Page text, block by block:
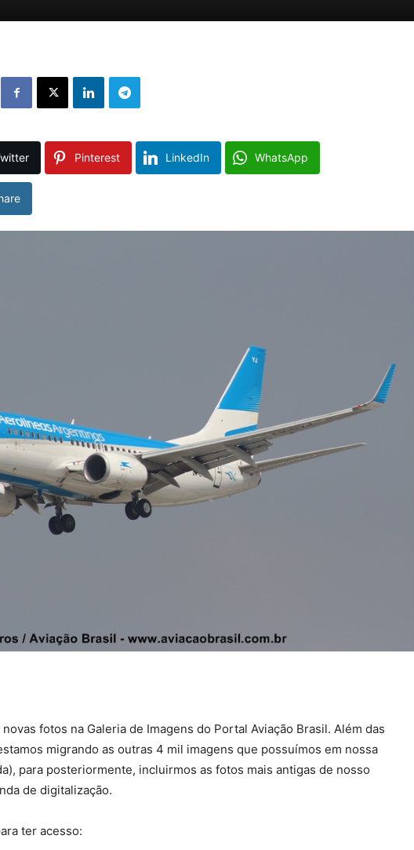
Pinterest LinkedIn WhatsApp
fotos na Galeria de Imagens do Portal Aviação Brasil. Além das
migrando as outras 4 mil imagens que possuímos em nossa
para posteriormente, incluirmos as fotos mais antigas de nosso
de digitalização.
ter acesso: